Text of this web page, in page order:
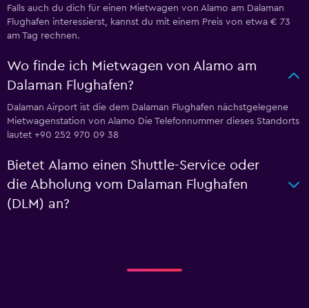
Falls auch du dich für einen Mietwagen von Alamo am Dalaman
Flughafen interessierst, kannst du mit einem Preis von etwa € 73
am Tag rechnen.
Wo finde ich Mietwagen von Alamo am
Dalaman Flughafen?
Dalaman Airport ist die dem Dalaman Flughafen nächstgelegene
Mietwagenstation von Alamo Die Telefonnummer dieses Standorts
lautet +90 252 970 09 38
Bietet Alamo einen Shuttle-Service oder
die Abholung vom Dalaman Flughafen
(DLM) an?